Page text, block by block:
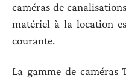
caméras de
matériel à la location
courante.
La gamme de